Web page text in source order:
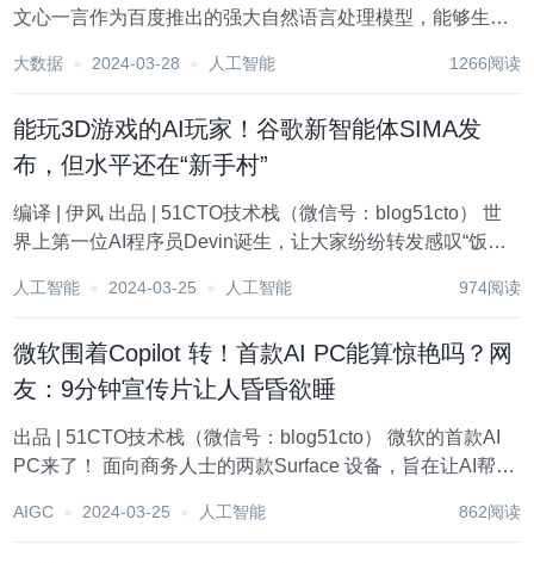
文心一言作为百度推出的强大自然语言处理模型，能够生成
Boot、MySQL和MyBatis等技术栈，实现基于文心一言的AI
大数据 2024-03-28 人工智能 1266阅读
能玩3D游戏的AI玩家！谷歌新智能体SIMA发
布，但水平还在“新手村”
编译 | 伊风 出品 | 51CTO技术栈（微信号：blog51cto） 世
界上第一位AI程序员Devin诞生，让大家纷纷转发感叹“饭碗
（Google）旗下DeepMind发布新智能体SIMA。 S...
人工智能 2024-03-25 人工智能 974阅读
微软围着Copilot 转！首款AI PC能算惊艳吗？网
友：9分钟宣传片让人昏昏欲睡
出品 | 51CTO技术栈（微信号：blog51cto） 微软的首款AI
PC来了！ 面向商务人士的两款Surface 设备，旨在让AI帮白
覆性的AI产品的话，微软可能会让你失望了。TechCr...
AIGC 2024-03-25 人工智能 862阅读